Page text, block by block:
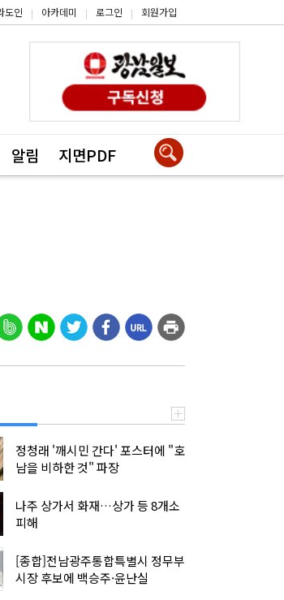
도인 | 아카데미 | 로그인 | 회원가입
알림 지면PDF
정청래 '깨시민 간다' 포스터에 "호
남을 비하한 것" 파장
나주 상가서 화재…상가 등 8개소
피해
[종합]전남광주통합특별시 정무부
시장 후보에 백승주·윤난실